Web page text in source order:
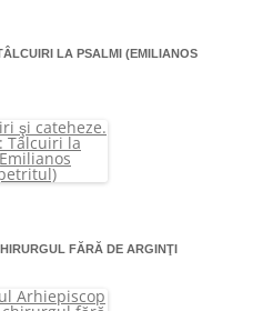
LA PSALMI (EMILIANOS
FĂRĂ DE ARGINŢI